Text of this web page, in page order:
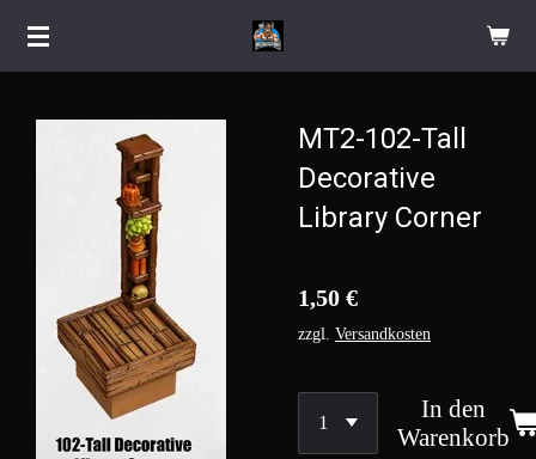
Zum
MT2-102-Tall
Decorative
Library Corner
1,50 €
zzgl. Versandkosten
In den
Warenkorb